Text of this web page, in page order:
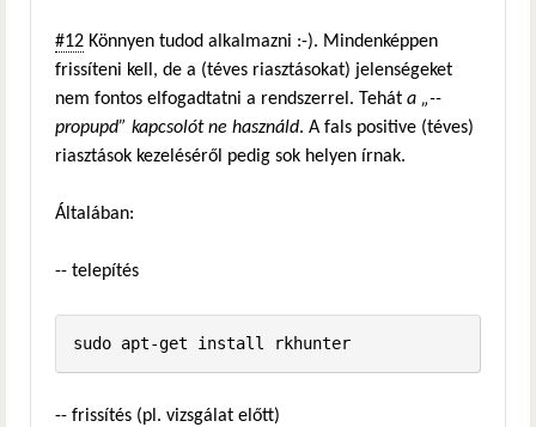
#12 Könnyen tudod alkalmazni :-). Mindenképpen
frissíteni kell, de a (téves riasztásokat) jelenségeket
nem fontos elfogadtatni a rendszerrel. Tehát a „--
propupd” kapcsolót ne használd. A fals positive (téves)
riasztások kezeléséről pedig sok helyen írnak.
Általában:
-- telepítés
sudo apt-get install rkhunter
-- frissítés (pl. vizsgálat előtt)